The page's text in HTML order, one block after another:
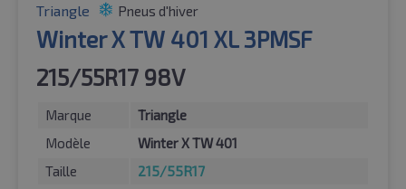
Triangle Pneus d'hiver
Winter X TW 401 XL 3PMSF
215/55R17 98V
Marque
Triangle
Modèle
Winter X TW 401
Taille
215/55R17